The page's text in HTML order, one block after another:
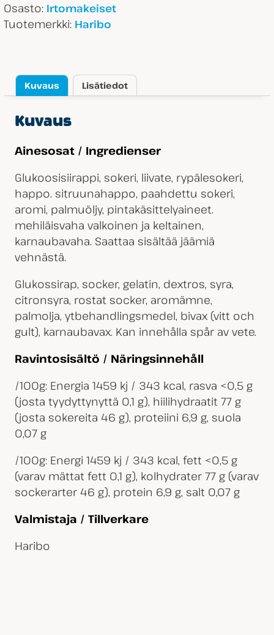
Osasto: Irtomakeiset
Tuotemerkki: Haribo
Kuvaus Lisätiedot
Kuvaus
Ainesosat / Ingredienser
Glukoosisiirappi, sokeri, liivate, rypälesokeri,
happo. sitruunahappo, paahdettu sokeri,
aromi, palmuöljy, pintakäsittelyaineet.
mehiläisvaha valkoinen ja keltainen,
karnaubavaha. Saattaa sisältää jäämiä
vehnästä.
Glukossirap, socker, gelatin, dextros, syra,
citronsyra, rostat socker, aromämne,
palmolja, ytbehandlingsmedel, bivax (vitt och
gult), karnaubavax. Kan innehålla spår av vete.
Ravintosisältö / Näringsinnehåll
/100g: Energia 1459 kj / 343 kcal, rasva <0,5 g
(josta tyydyttynyttä 0,1 g), hiilihydraatit 77 g
(josta sokereita 46 g), proteiini 6,9 g, suola
0,07 g
/100g: Energi 1459 kj / 343 kcal, fett <0,5 g
(varav mättat fett 0,1 g), kolhydrater 77 g (varav
sockerarter 46 g), protein 6,9 g, salt 0,07 g
Valmistaja / Tillverkare
Haribo